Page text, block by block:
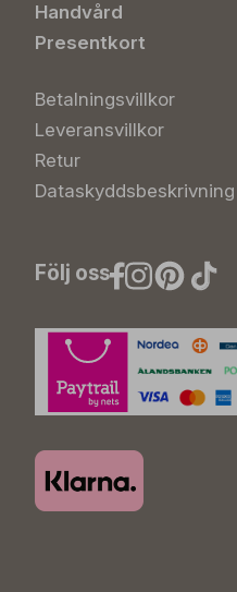
Handvård
Presentkort
Betalningsvillkor
Leveransvillkor
Retur
Dataskyddsbeskrivning
Följ oss